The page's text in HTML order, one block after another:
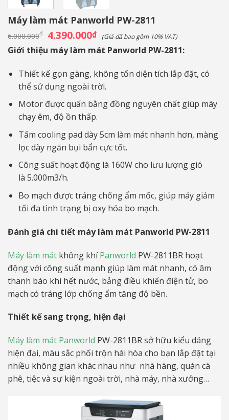
Máy làm mát Panworld PW-2811
6.000.000₫ Giá
gốc
là:
6.000.000₫.
4.390.000₫Giá
hiện
tại
là:
(Giá đã bao gồm 10% VAT)
Giới thiệu máy làm mát Panworld PW-2811:
Thiết kế gọn gàng, không tốn diện tích lắp đặt, có
thể sử dụng ngoài trời.
Motor được quấn bằng đồng nguyên chất giúp máy
chạy êm, độ ồn thấp.
Tấm cooling pad dày 5cm làm mát nhanh hơn, màng
lọc dày ngăn bụi bẩn cực tốt.
Công suất hoạt động là 160W cho lưu lượng gió
là 5.000m3/h.
Bo mạch được tráng chống ẩm mốc, giúp máy giảm
tối đa tình trạng bị oxy hóa bo mạch.
Đánh giá chi tiết máy làm mát Panworld PW-2811
Máy làm mát không khíPanworld PW-2811BR hoạt
động với công suất mạnh giúp làm mát nhanh, có âm
thanh báo khi hết nước, bảng điều khiển điện tử, bo
mạch có tráng lớp chống ẩm tăng độ bền.
Thiết kế sang trọng, hiện đại
Máy làm mát Panworld PW-2811BR sở hữu kiểu dáng
hiện đại, màu sắc phối trộn hài hòa cho bạn lắp đặt tại
nhiều không gian khác nhau như nhà hàng, quán cà
phê, tiệc và sự kiện ngoài trời, nhà máy, nhà xưởng…